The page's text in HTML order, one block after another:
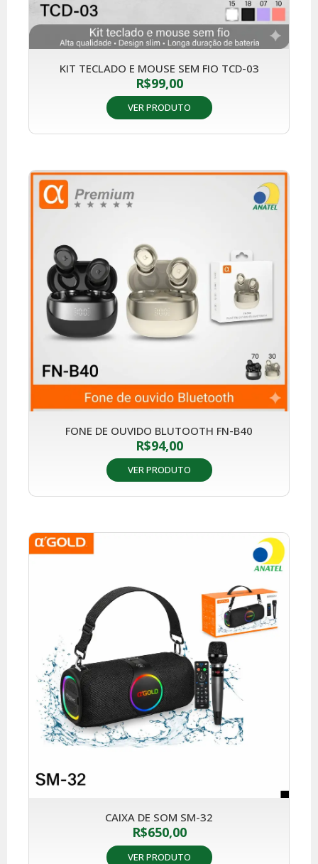
KIT TECLADO E MOUSE SEM FIO TCD-03
R$99,00
VER PRODUTO
FONE DE OUVIDO BLUTOOTH FN-B40
R$94,00
VER PRODUTO
CAIXA DE SOM SM-32
R$650,00
VER PRODUTO